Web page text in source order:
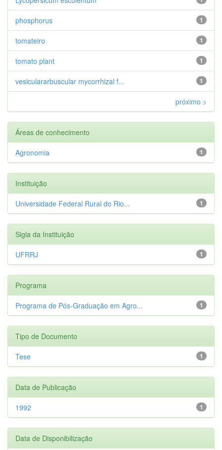
1
phosphorus
1
tomateiro
1
tomato plant
1
vesiculararbuscular mycorrhizal f...
próximo >
Áreas de conhecimento
1
Agronomia
Instituição
1
Universidade Federal Rural do Rio...
Sigla da Instituição
1
UFRRJ
Programa
1
Programa de Pós-Graduação em Agro...
Tipo de Documento
1
Tese
Data de Publicação
1
1992
Data de Disponibilização